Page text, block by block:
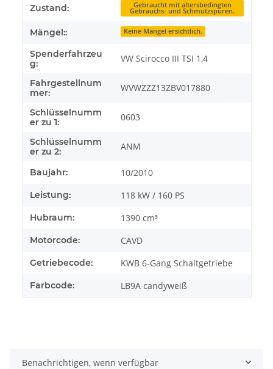
Zustand: Gebraucht mit altersbedingten
Gebrauchs- und Schmutzspuren.
Mängel:: Keine Mängel ersichtlich.
Spenderfahrzeu
g:
VW Scirocco III TSI 1,4
Fahrgestellnum
mer:
WVWZZZ13ZBV017880
Schlüsselnumm
er zu 1:
0603
Schlüsselnumm
er zu 2:
ANM
Baujahr: 10/2010
Leistung: 118 kW / 160 PS
Hubraum: 1390 cm³
Motorcode: CAVD
Getriebecode: KWB 6-Gang Schaltgetriebe
Farbcode: LB9A candyweiß
Benachrichtigen, wenn verfügbar